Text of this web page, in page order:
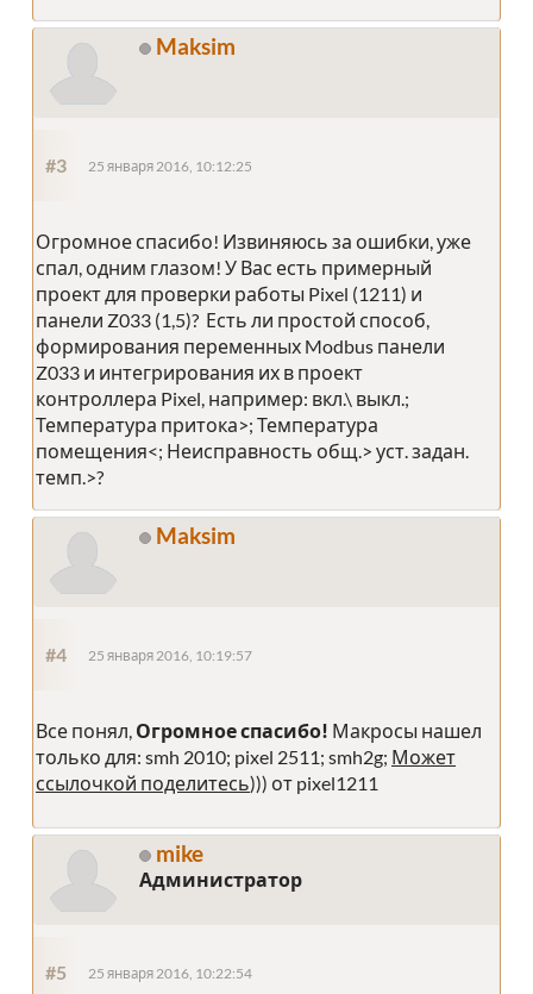
Maksim
#3 25 января 2016, 10:12:25
Огромное спасибо! Извиняюсь за ошибки, уже
спал, одним глазом! У Вас есть примерный
проект для проверки работы Pixel (1211) и
панели Z033 (1,5)? Есть ли простой способ,
формирования переменных Modbus панели
Z033 и интегрирования их в проект
контроллера Pixel, например: вкл.\ выкл.;
Температура притока>; Температура
помещения<; Неисправность общ.> уст. задан.
темп.>?
Maksim
#4 25 января 2016, 10:19:57
Все понял, Огромное спасибо! Макросы нашел
только для: smh 2010; pixel 2511; smh2g; Может
ссылочкой поделитесь))) от pixel1211
mike
Администратор
#5 25 января 2016, 10:22:54